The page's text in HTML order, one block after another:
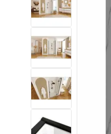
Tualetai
Praustuvas
Vonios ir ekranai
Vonios maišytuvai
Vonios dušai